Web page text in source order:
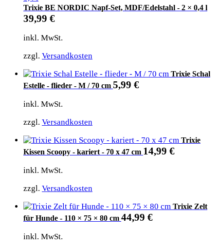
Trixie BE NORDIC Napf-Set, MDF/Edelstahl - 2 × 0,4 l
39,99 €
inkl. MwSt.
zzgl. Versandkosten
Trixie Schal
Estelle - flieder - M / 70 cm 5,99 €
inkl. MwSt.
zzgl. Versandkosten
Trixie
Kissen Scoopy - kariert - 70 x 47 cm 14,99 €
inkl. MwSt.
zzgl. Versandkosten
Trixie Zelt
für Hunde - 110 × 75 × 80 cm 44,99 €
inkl. MwSt.